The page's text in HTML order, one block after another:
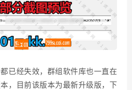
已经失效，群组软件库也一直在
，目前该版本为最新升级版，下